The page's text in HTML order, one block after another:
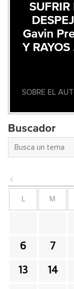
SUFRIR
Gavin
Y RAYOS
SOBRE EL
Buscador
M
6 7
13 14